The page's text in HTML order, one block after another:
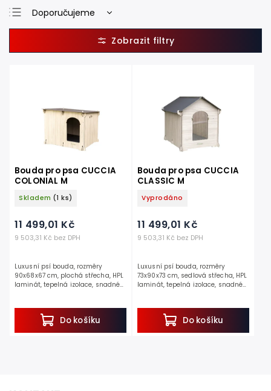
Doporučujeme
Nejlevnější
Nejdražší
Bouda pro psa CUCCIA
COLONIAL M
Skladem (1 ks)
9 503,31 Kč bez DPH
11 499,01 Kč
Do košíku
Luxusní psí bouda, rozměry
90x68x67 cm, plochá střecha, HPL
laminát, tepelná izolace, snadné
Vašeho mazlíčka....
Bouda pro psa CUCCIA
CLASSIC M
Vyprodáno
9 503,31 Kč bez DPH
11 499,01 Kč
Do košíku
Luxusní psí bouda, rozměry
73x90x73 cm, sedlová střecha, HPL
laminát, tepelná izolace, snadné
boudu pro svého...